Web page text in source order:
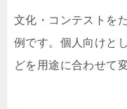
文化・コンテストを
例です。個人向けと
どを用途に合わせて